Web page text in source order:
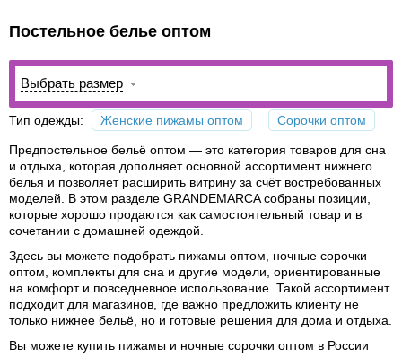
Постельное белье оптом
Выбрать размер
Тип одежды: Женские пижамы оптом Сорочки оптом
Предпостельное бельё оптом — это категория товаров для сна
и отдыха, которая дополняет основной ассортимент нижнего
белья и позволяет расширить витрину за счёт востребованных
моделей. В этом разделе GRANDEMARCA собраны позиции,
которые хорошо продаются как самостоятельный товар и в
сочетании с домашней одеждой.
Здесь вы можете подобрать пижамы оптом
ночные сорочки
оптом , комплекты для сна и другие модели, ориентированные
на комфорт и повседневное использование. Такой ассортимент
подходит для магазинов, где важно предложить клиенту не
только нижнее бельё, но и готовые решения для дома и отдыха.
Вы можете купить пижамы и ночные сорочки оптом в России